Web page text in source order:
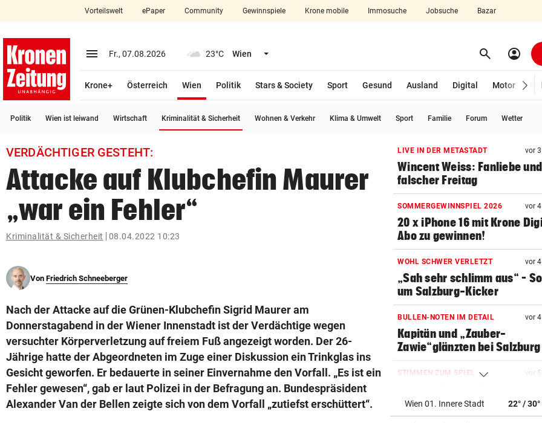
closeSchließen
account_circle Anmelden
arrow_right
arrow_rightBundesland auswählen
search
Suchbegriff
eingeben
© Krone Multimedia GmbH & Co KG 2026
Vorteilswelt ePaper Community Gewinnspiele Krone mobile Immosuche Jobsuche Bazar
menu Menü aufklappen
Fr., 07.08.2026 23°C Wien Menü aufklappen search Suchen
account_circle
Krone+ Österreich Wien
Politik
Stars & Society Sport Gesund Ausland Digital Motor
Politik Wien ist leiwand Wirtschaft Kriminalität & Sicherheit Wohnen & Verkehr Klima & Umwelt Sport Familie Forum Wetter
VERDÄCHTIGER GESTEHT:
Attacke auf Klubchefin Maurer
„war ein Fehler“
Kriminalität & Sicherheit 08.04.2022 10:23
Von Friedrich Schneeberger
Nach der Attacke auf die Grünen-Klubchefin Sigrid Maurer am
Donnerstagabend in der Wiener Innenstadt ist der Verdächtige wegen
versuchter Körperverletzung auf freiem Fuß angezeigt worden. Der 26-
Jährige hatte der Abgeordneten im Zuge einer Diskussion ein Trinkglas ins
Gesicht geworfen. Er bedauerte in seiner Einvernahme den Vorfall. „Es ist ein
Fehler gewesen“, gab er laut Polizei in der Befragung an. Bundespräsident
Alexander Van der Bellen zeigte sich von dem Vorfall „zutiefst erschüttert“.
LIVE IN DER METASTADT vor
Wincent Weiss: Fanliebe
falscher Freitag
SOMMERGEWINNSPIEL 2026 vor
20 x iPhone 16 mit Krone
Abo zu gewinnen!
WOHL SCHWER VERLETZT vor
„Sah sehr schlimm aus“ –
um Salzburg-Kicker
BULLEN-NOTEN IM DETAIL vor
Kapitän und „Zauber-
Zawie“glänzten bei Salzburg
STIMMEN ZUM SPIEL vor
uns besser!“
Wien 01. Innere Stadt 22° / 30°